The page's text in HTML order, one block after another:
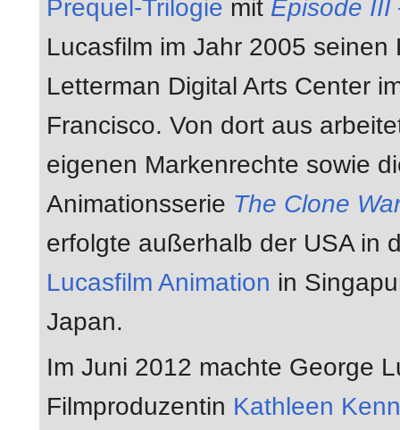
Prequel-Trilogie mit Episode III
Lucasfilm im Jahr 2005
Letterman Digital Arts Center
Francisco. Von dort aus
eigenen Markenrechte sowie
Animationsserie The Clone
erfolgte außerhalb der USA in
Lucasfilm Animation in
Japan.
Im Juni 2012 machte George
Filmproduzentin Kathleen